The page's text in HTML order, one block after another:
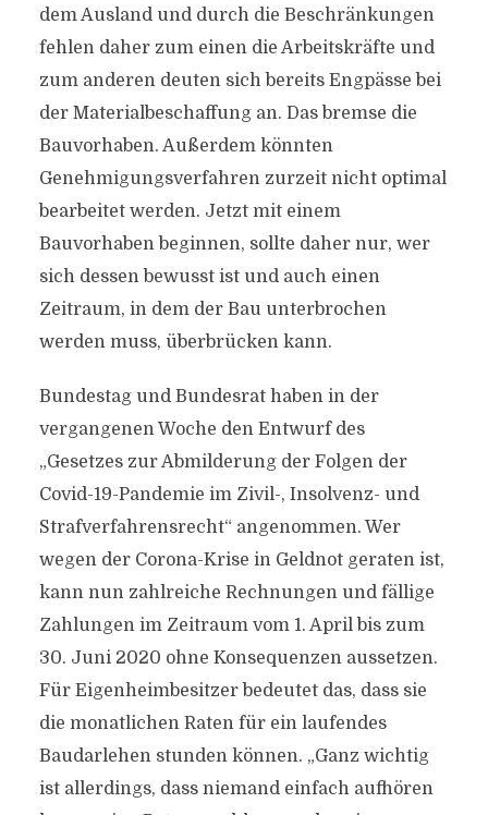
dem Ausland und durch die Beschränkungen
fehlen daher zum einen die Arbeitskräfte und
zum anderen deuten sich bereits Engpässe bei
der Materialbeschaffung an. Das bremse die
Bauvorhaben. Außerdem könnten
Genehmigungsverfahren zurzeit nicht optimal
bearbeitet werden. Jetzt mit einem
Bauvorhaben beginnen, sollte daher nur, wer
sich dessen bewusst ist und auch einen
Zeitraum, in dem der Bau unterbrochen
werden muss, überbrücken kann.
Bundestag und Bundesrat haben in der
vergangenen Woche den Entwurf des
„Gesetzes zur Abmilderung der Folgen der
Covid-19-Pandemie im Zivil-, Insolvenz- und
Strafverfahrensrecht“ angenommen. Wer
wegen der Corona-Krise in Geldnot geraten ist,
kann nun zahlreiche Rechnungen und fällige
Zahlungen im Zeitraum vom 1. April bis zum
30. Juni 2020 ohne Konsequenzen aussetzen.
Für Eigenheimbesitzer bedeutet das, dass sie
die monatlichen Raten für ein laufendes
Baudarlehen stunden können. „Ganz wichtig
ist allerdings, dass niemand einfach aufhören